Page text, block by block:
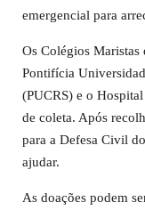
emergencial para
Os Colégios Maristas
Pontifícia
(PUCRS) e o
de coleta. Após
para a Defesa Civil
ajudar.
As doações podem